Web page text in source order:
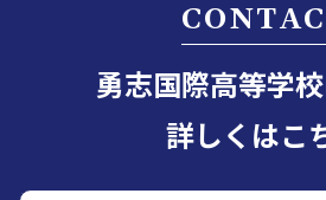
勇志国際高等学
詳しくはこ